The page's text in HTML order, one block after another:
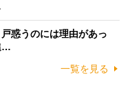
惑うのには理由があっ
…
一覧を見る